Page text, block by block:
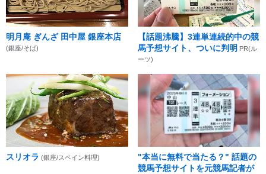
明月庵 ぎんざ 田中屋 銀座本店
(銀座/そば)
【話題沸騰】3連単連続的中の競
馬予想サイト、ついに判明 PR(ル
ーツ)
スリオラ (銀座/スペイン料理)
"本当に無料で当たる？" 話題の
競馬予想サイトを元競馬記者が